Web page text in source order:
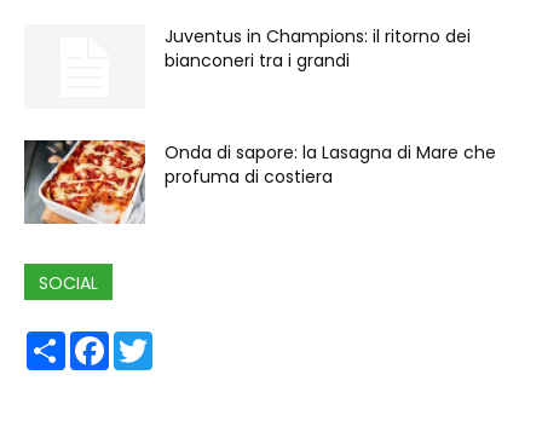
Juventus in Champions: il ritorno dei
bianconeri tra i grandi
Onda di sapore: la Lasagna di Mare che
profuma di costiera
SOCIAL
ShareFacebook